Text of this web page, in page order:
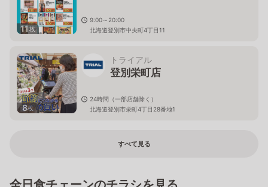
11枚
9:00～20:00
北海道登別市中央町4丁目11
8枚
トライアル
登別栄町店
24時間（一部店舗除く）
北海道登別市栄町4丁目28番地1
すべて見る